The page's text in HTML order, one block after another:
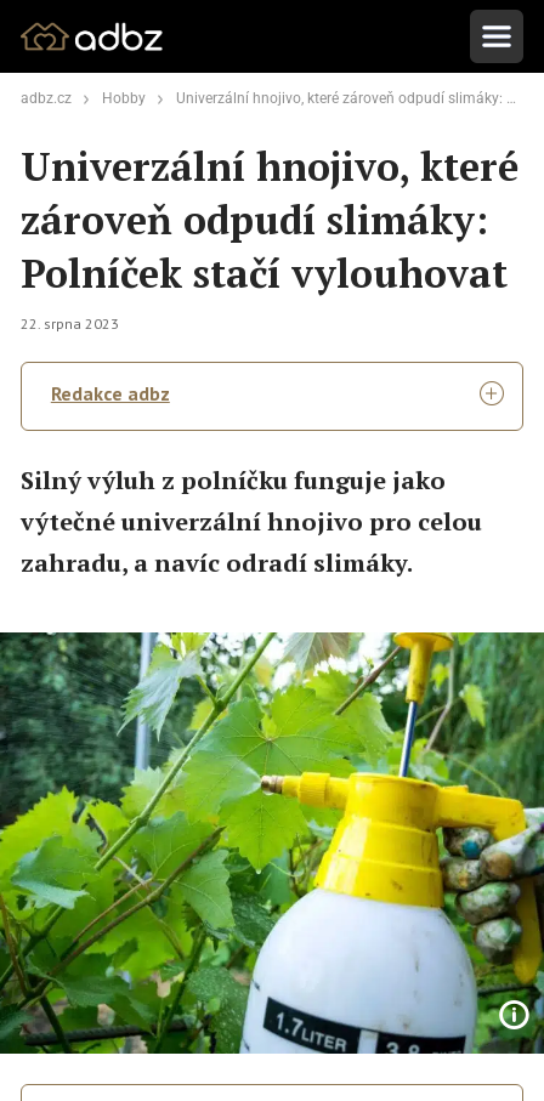
adbz.cz Hobby Univerzální hnojivo, které zároveň odpudí slimáky: Polníček stačí vylouhovat
Univerzální hnojivo, které
zároveň odpudí slimáky:
Polníček stačí vylouhovat
22. srpna 2023
Redakce adbz
Silný výluh z polníčku funguje jako
výtečné univerzální hnojivo pro celou
zahradu, a navíc odradí slimáky.